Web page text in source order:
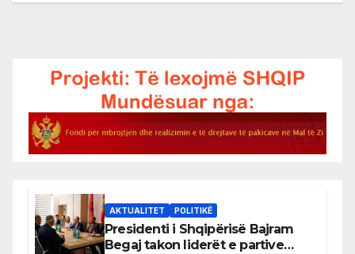
AKTUALITET POLITIKË
Presidenti i Shqipërisë Bajram
Begaj takon liderët e partive